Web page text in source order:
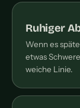
Ruhiger
Wenn es
etwas
weiche Linie.